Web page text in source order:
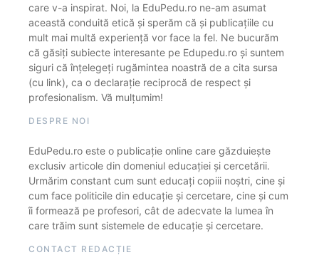
care v-a inspirat. Noi, la EduPedu.ro ne-am asumat
această conduită etică și sperăm că și publicațiile cu
mult mai multă experiență vor face la fel. Ne bucurăm
că găsiți subiecte interesante pe Edupedu.ro și suntem
siguri că înțelegeți rugămintea noastră de a cita sursa
(cu link), ca o declarație reciprocă de respect și
profesionalism. Vă mulțumim!
DESPRE NOI
EduPedu.ro este o publicație online care găzduiește
exclusiv articole din domeniul educației și cercetării.
Urmărim constant cum sunt educați copiii noștri, cine și
cum face politicile din educație și cercetare, cine și cum
îi formează pe profesori, cât de adecvate la lumea în
care trăim sunt sistemele de educație și cercetare.
CONTACT REDACȚIE